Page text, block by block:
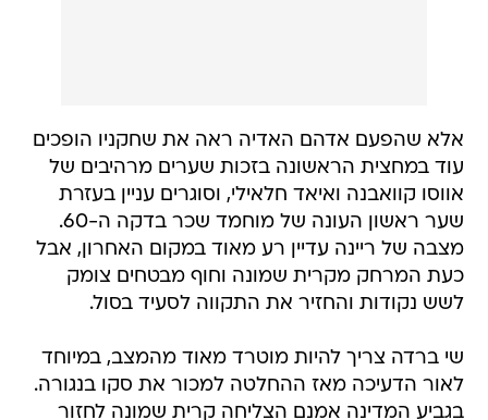
אלא שהפעם אדהם האדיה ראה את שחקניו הופכים
עוד במחצית הראשונה בזכות שערים מרהיבים של
אווסו קוואבנה ואיאד חלאילי, וסוגרים עניין בעזרת
שער ראשון העונה של מוחמד שכר בדקה ה-60.
מצבה של ריינה עדיין רע מאוד במקום האחרון, אבל
כעת המרחק מקרית שמונה וחוף מבטחים צומק
לשש נקודות והחזיר את התקווה לסעיד בסול.
שי ברדה צריך להיות מוטרד מאוד מהמצב, במיוחד
לאור הדעיכה מאז ההחלטה למכור את סקו בנגורה.
בגביע המדינה אמנם הצליחה קרית שמונה לחזור